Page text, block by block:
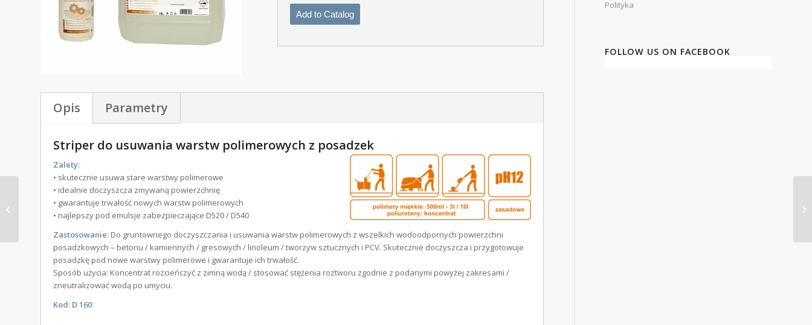
Add to Catalog
Opis Parametry
Striper do usuwania warstw polimerowych z posadzek
Zalety:
• skutecznie usuwa stare warstwy polimerowe
• idealnie doczyszcza zmywaną powierzchnię
• gwarantuje trwałość nowych warstw polimerowych
• najlepszy pod emulsje zabezpieczające D520 / D540
Zastosowanie: Do gruntownego doczyszczania i usuwania warstw polimerowych z wszelkich wodoodpornych powierzchni
posadzkowych – betonu / kamiennych / gresowych / linoleum / tworzyw sztucznych i PCV. Skutecznie doczyszcza i przygotowuje
posadzkę pod nowe warstwy polimerowe i gwarantuje ich trwałość.
Sposób użycia: Koncentrat rozcieńczyć z zimną wodą / stosować stężenia roztworu zgodnie z podanymi powyżej zakresami /
zneutralizować wodą po umyciu.
Kod: D 160
Polityka
FOLLOW US ON FACEBOOK